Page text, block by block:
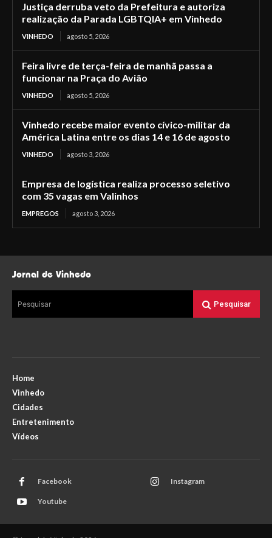
Justiça derruba veto da Prefeitura e autoriza
realização da Parada LGBTQIA+ em Vinhedo
VINHEDO agosto 5, 2026
Feira livre de terça-feira de manhã passa a
funcionar na Praça do Avião
VINHEDO agosto 5, 2026
Vinhedo recebe maior evento cívico-militar da
América Latina entre os dias 14 e 16 de agosto
VINHEDO agosto 3, 2026
Empresa de logística realiza processo seletivo
com 35 vagas em Valinhos
EMPREGOS agosto 3, 2026
Jornal de Vinhedo
Pesquisar Pesquisar
Home
Vinhedo
Cidades
Entretenimento
Vídeos
Facebook Instagram
Youtube